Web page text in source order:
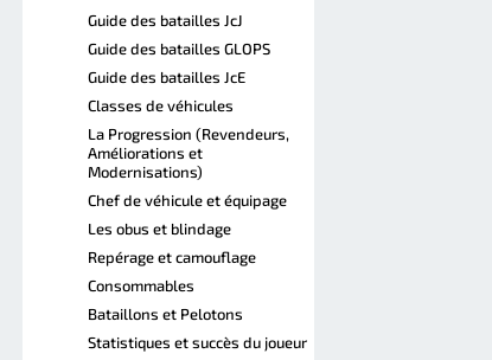
Guide des batailles JcJ
Guide des batailles GLOPS
Guide des batailles JcE
Classes de véhicules
La Progression (Revendeurs,
Améliorations et
Modernisations)
Chef de véhicule et équipage
Les obus et blindage
Repérage et camouflage
Consommables
Bataillons et Pelotons
Statistiques et succès du joueur